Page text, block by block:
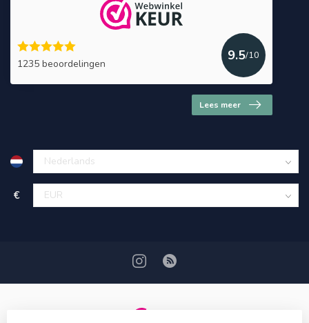
1235 beoordelingen
9.5/10
Lees meer
€